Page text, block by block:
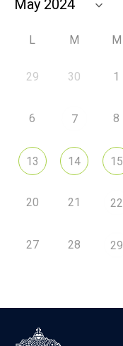
L M M
29 30 1
6 7 8
13 14 15
20 21 22
27 28 29